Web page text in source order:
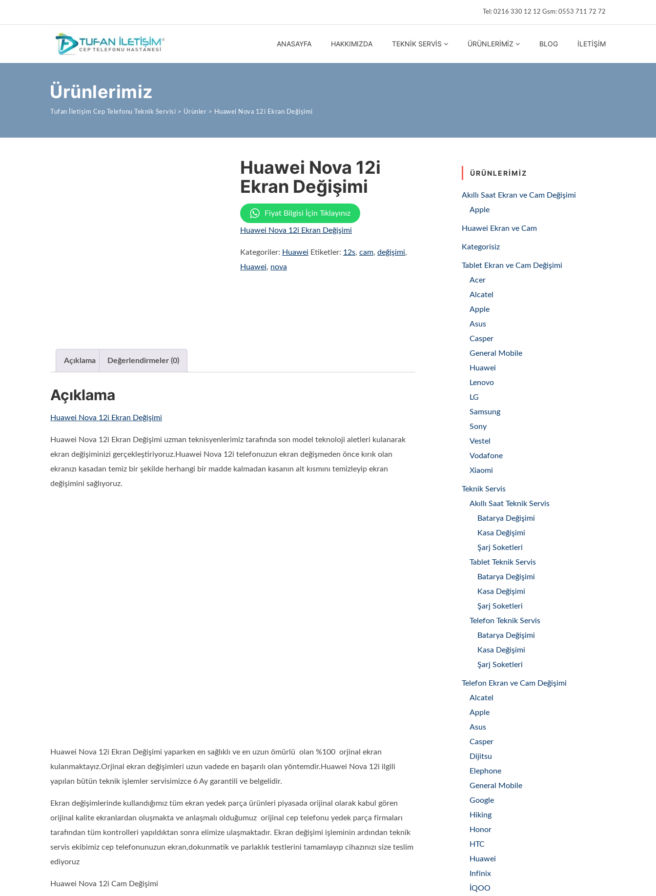
Tel: 0216 330 12 12 Gsm: 0553 711 72 72
ANASAYFA HAKKIMIZDA TEKNIK SERVIS ÜRÜNLERIMIZ BLOG İLETIŞIM
Ürünlerimiz
Tufan İletişim Cep Telefonu Teknik Servisi > Ürünler > Huawei Nova 12i Ekran Değişimi
Huawei Nova 12i
Ekran Değişimi
Fiyat Bilgisi İçin Tıklayınız
Huawei Nova 12i Ekran Değişimi
Kategoriler: Huawei Etiketler: 12s, cam, değişimi,
Huawei, nova
Açıklama Değerlendirmeler (0)
Açıklama
Huawei Nova 12i Ekran Değişimi
Huawei Nova 12i Ekran Değişimi uzman teknisyenlerimiz tarafında son model teknoloji aletleri kulanarak
ekran değişiminizi gerçekleştiriyoruz.Huawei Nova 12i telefonuzun ekran değişmeden önce kırık olan
ekranızı kasadan temiz bir şekilde herhangi bir madde kalmadan kasanın alt kısmını temizleyip ekran
değişimini sağlıyoruz.
Huawei Nova 12i Ekran Değişimi yaparken en sağlıklı ve en uzun ömürlü olan %100 orjinal ekran
kulanmaktayız.Orjinal ekran değişimleri uzun vadede en başarılı olan yöntemdir.Huawei Nova 12i ilgili
yapılan bütün teknik işlemler servisimizce 6 Ay garantili ve belgelidir.
Ekran değişimlerinde kullandığımız tüm ekran yedek parça ürünleri piyasada orijinal olarak kabul gören
orijinal kalite ekranlardan oluşmakta ve anlaşmalı olduğumuz orijinal cep telefonu yedek parça firmaları
tarafından tüm kontrolleri yapıldıktan sonra elimize ulaşmaktadır. Ekran değişimi işleminin ardından teknik
servis ekibimiz cep telefonunuzun ekran,dokunmatik ve parlaklık testlerini tamamlayıp cihazınızı size teslim
ediyoruz
Huawei Nova 12i Cam Değişimi
ÜRÜNLERIMIZ
Akıllı Saat Ekran ve Cam Değişimi
Apple
Huawei Ekran ve Cam
Kategorisiz
Tablet Ekran ve Cam Değişimi
Acer
Alcatel
Apple
Asus
Casper
General Mobile
Huawei
Lenovo
LG
Samsung
Sony
Vestel
Vodafone
Xiaomi
Teknik Servis
Akıllı Saat Teknik Servis
Batarya Değişimi
Kasa Değişimi
Şarj Soketleri
Tablet Teknik Servis
Batarya Değişimi
Kasa Değişimi
Şarj Soketleri
Telefon Teknik Servis
Batarya Değişimi
Kasa Değişimi
Şarj Soketleri
Telefon Ekran ve Cam Değişimi
Alcatel
Apple
Asus
Casper
Dijitsu
Elephone
General Mobile
Google
Hiking
Honor
HTC
Huawei
Infinix
İQOO